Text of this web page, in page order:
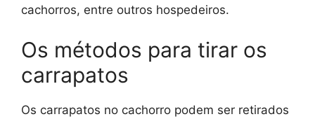
cachorros, entre outros hospedeiros.
Os métodos para tirar os
carrapatos
Os carrapatos no cachorro podem ser retirados